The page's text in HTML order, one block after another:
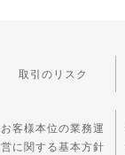
取引のリスク
お客様本位の業務運
営に関する基本方針